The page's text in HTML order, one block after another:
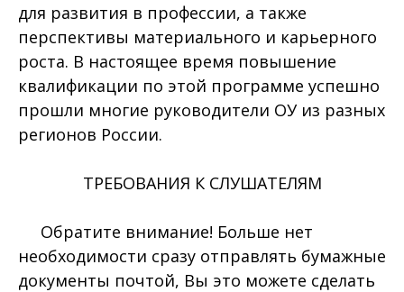
для развития в профессии, а также
перспективы материального и карьерного
роста. В настоящее время повышение
квалификации по этой программе успешно
прошли многие руководители ОУ из разных
регионов России.
ТРЕБОВАНИЯ К СЛУШАТЕЛЯМ
Обратите внимание! Больше нет
необходимости сразу отправлять бумажные
документы почтой, Вы это можете сделать